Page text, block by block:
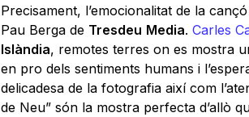
Precisament, l’emocionalitat de la
Pau Berga de Tresdeu Media. Carles
Islàndia, remotes terres on es mostra
en pro dels sentiments humans i
delicadesa de la fotografia així com
de Neu” són la mostra perfecta d’allò